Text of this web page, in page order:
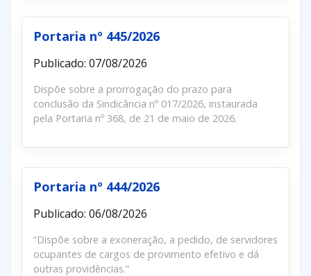
Portaria nº 445/2026
Publicado: 07/08/2026
Dispõe sobre a prorrogação do prazo para
conclusão da Sindicância nº 017/2026, instaurada
pela Portaria nº 368, de 21 de maio de 2026.
Portaria nº 444/2026
Publicado: 06/08/2026
“Dispõe sobre a exoneração, a pedido, de servidores
ocupantes de cargos de provimento efetivo e dá
outras providências.”